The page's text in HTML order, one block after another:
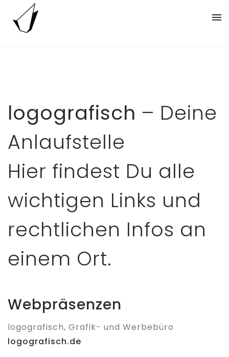
logografisch – Deine
Anlaufstelle
Hier findest Du alle
wichtigen Links und
rechtlichen Infos an
einem Ort.
Webpräsenzen
logografisch, Grafik- und Werbebüro
logografisch.de